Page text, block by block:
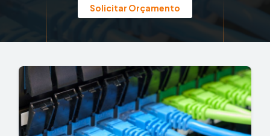
Solicitar Orçamento